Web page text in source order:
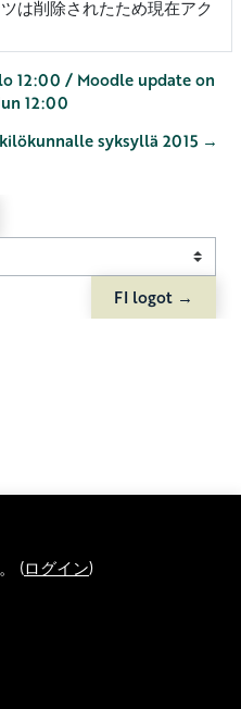
は削除されたため現在アク
12:00 / Moodle update on
12:00
syksyllä 2015 →
FI logot →
(ログイン)